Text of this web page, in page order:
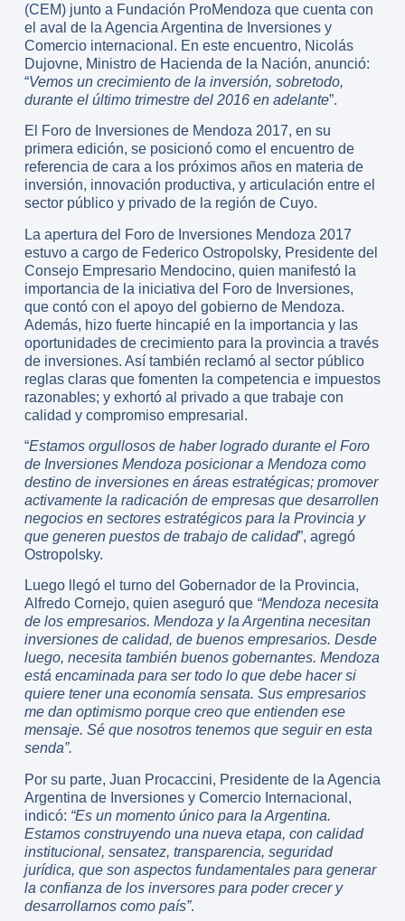
(CEM) junto a Fundación ProMendoza que cuenta con
el aval de la Agencia Argentina de Inversiones y
Comercio internacional. En este encuentro, Nicolás
Dujovne, Ministro de Hacienda de la Nación, anunció:
“Vemos un crecimiento de la inversión, sobretodo,
durante el último trimestre del 2016 en adelante”.
El Foro de Inversiones de Mendoza 2017, en su
primera edición, se posicionó como el encuentro de
referencia de cara a los próximos años en materia de
inversión, innovación productiva, y articulación entre el
sector público y privado de la región de Cuyo.
La apertura del Foro de Inversiones Mendoza 2017
estuvo a cargo de Federico Ostropolsky, Presidente del
Consejo Empresario Mendocino, quien manifestó la
importancia de la iniciativa del Foro de Inversiones,
que contó con el apoyo del gobierno de Mendoza.
Además, hizo fuerte hincapié en la importancia y las
oportunidades de crecimiento para la provincia a través
de inversiones. Así también reclamó al sector público
reglas claras que fomenten la competencia e impuestos
razonables; y exhortó al privado a que trabaje con
calidad y compromiso empresarial.
“Estamos orgullosos de haber logrado durante el Foro
de Inversiones Mendoza posicionar a Mendoza como
destino de inversiones en áreas estratégicas; promover
activamente la radicación de empresas que desarrollen
negocios en sectores estratégicos para la Provincia y
que generen puestos de trabajo de calidad”, agregó
Ostropolsky.
Luego llegó el turno del Gobernador de la Provincia,
Alfredo Cornejo, quien aseguró que “Mendoza necesita
de los empresarios. Mendoza y la Argentina necesitan
inversiones de calidad, de buenos empresarios. Desde
luego, necesita también buenos gobernantes. Mendoza
está encaminada para ser todo lo que debe hacer si
quiere tener una economía sensata. Sus empresarios
me dan optimismo porque creo que entienden ese
mensaje. Sé que nosotros tenemos que seguir en esta
senda”.
Por su parte, Juan Procaccini, Presidente de la Agencia
Argentina de Inversiones y Comercio Internacional,
indicó: “Es un momento único para la Argentina.
Estamos construyendo una nueva etapa, con calidad
institucional, sensatez, transparencia, seguridad
jurídica, que son aspectos fundamentales para generar
la confianza de los inversores para poder crecer y
desarrollarnos como país”.